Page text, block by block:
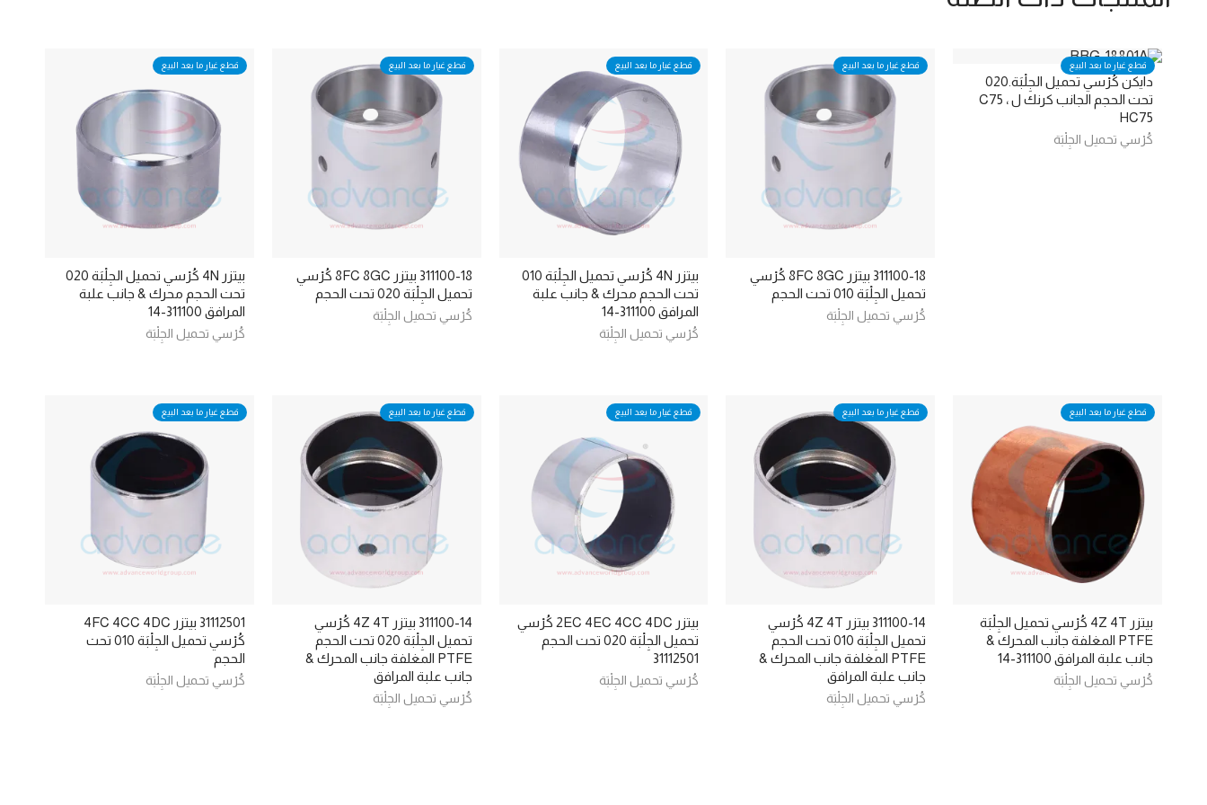
قطع غيار ما بعد البيع
دايكن كُرْسي تحميل الجِلْبَة.020
تحت الحجم الجانب كرنك ل C75 ،
HC75
كُرْسي تحميل الجِلْبَة
قطع غيار ما بعد البيع
311100-18 بيتزر 8FC 8GC كُرْسي
تحميل الجِلْبَة 010 تحت الحجم
كُرْسي تحميل الجِلْبَة
قطع غيار ما بعد البيع
بيتزر 4N كُرْسي تحميل الجِلْبَة 010
تحت الحجم محرك & جانب علبة
المرافق 311100-14
كُرْسي تحميل الجِلْبَة
قطع غيار ما بعد البيع
311100-18 بيتزر 8FC 8GC كُرْسي
تحميل الجِلْبَة 020 تحت الحجم
كُرْسي تحميل الجِلْبَة
قطع غيار ما بعد البيع
بيتزر 4N كُرْسي تحميل الجِلْبَة 020
تحت الحجم محرك & جانب علبة
المرافق 311100-14
كُرْسي تحميل الجِلْبَة
قطع غيار ما بعد البيع
بيتزر 4Z 4T كُرْسي تحميل الجِلْبَة
PTFE المغلفة جانب المحرك &
جانب علبة المرافق 311100-14
كُرْسي تحميل الجِلْبَة
قطع غيار ما بعد البيع
311100-14 بيتزر 4Z 4T كُرْسي
تحميل الجِلْبَة 010 تحت الحجم
PTFE المغلفة جانب المحرك &
جانب علبة المرافق
كُرْسي تحميل الجِلْبَة
قطع غيار ما بعد البيع
بيتزر 2EC 4EC 4CC 4DC كُرْسي
تحميل الجِلْبَة 020 تحت الحجم
31112501
كُرْسي تحميل الجِلْبَة
قطع غيار ما بعد البيع
311100-14 بيتزر 4Z 4T كُرْسي
تحميل الجِلْبَة 020 تحت الحجم
PTFE المغلفة جانب المحرك &
جانب علبة المرافق
كُرْسي تحميل الجِلْبَة
قطع غيار ما بعد البيع
31112501 بيتزر 4FC 4CC 4DC
كُرْسي تحميل الجِلْبَة 010 تحت
الحجم
كُرْسي تحميل الجِلْبَة